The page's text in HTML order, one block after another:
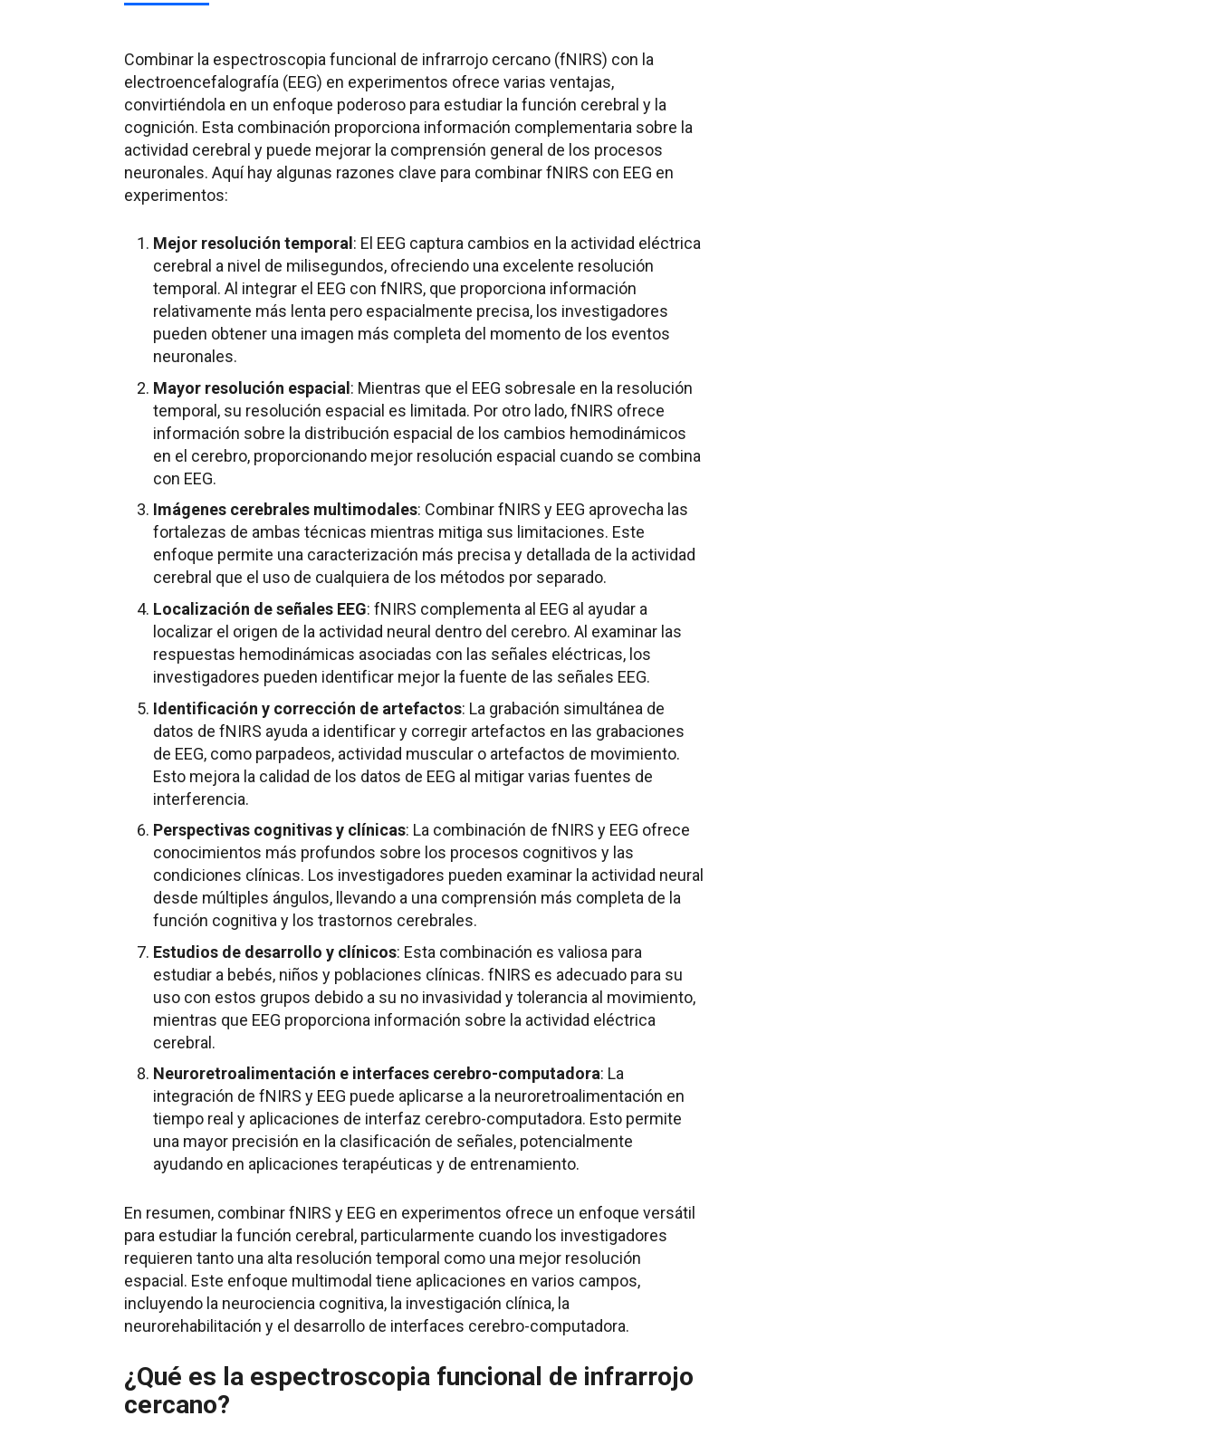
Combinar la espectroscopia funcional de infrarrojo cercano (fNIRS) con la
electroencefalografía (EEG) en experimentos ofrece varias ventajas,
convirtiéndola en un enfoque poderoso para estudiar la función cerebral y la
cognición. Esta combinación proporciona información complementaria sobre la
actividad cerebral y puede mejorar la comprensión general de los procesos
neuronales. Aquí hay algunas razones clave para combinar fNIRS con EEG en
experimentos:
Mejor resolución temporal : El EEG captura cambios en la actividad eléctrica
cerebral a nivel de milisegundos, ofreciendo una excelente resolución
temporal. Al integrar el EEG con fNIRS, que proporciona información
relativamente más lenta pero espacialmente precisa, los investigadores
pueden obtener una imagen más completa del momento de los eventos
neuronales.
Mayor resolución espacial: Mientras que el EEG sobresale en la resolución
temporal, su resolución espacial es limitada. Por otro lado, fNIRS ofrece
información sobre la distribución espacial de los cambios hemodinámicos
en el cerebro, proporcionando mejor resolución espacial cuando se combina
con EEG.
Imágenes cerebrales multimodales: Combinar fNIRS y EEG aprovecha las
fortalezas de ambas técnicas mientras mitiga sus limitaciones. Este
enfoque permite una caracterización más precisa y detallada de la actividad
cerebral que el uso de cualquiera de los métodos por separado.
Localización de señales EEG: fNIRS complementa al EEG al ayudar a
localizar el origen de la actividad neural dentro del cerebro. Al examinar las
respuestas hemodinámicas asociadas con las señales eléctricas, los
investigadores pueden identificar mejor la fuente de las señales EEG.
Identificación y corrección de artefactos: La grabación simultánea de
datos de fNIRS ayuda a identificar y corregir artefactos en las grabaciones
de EEG, como parpadeos, actividad muscular o artefactos de movimiento.
Esto mejora la calidad de los datos de EEG al mitigar varias fuentes de
interferencia.
Perspectivas cognitivas y clínicas: La combinación de fNIRS y EEG ofrece
conocimientos más profundos sobre los procesos cognitivos y las
condiciones clínicas. Los investigadores pueden examinar la actividad neural
desde múltiples ángulos, llevando a una comprensión más completa de la
función cognitiva y los trastornos cerebrales.
Estudios de desarrollo y clínicos: Esta combinación es valiosa para
estudiar a bebés, niños y poblaciones clínicas. fNIRS es adecuado para su
uso con estos grupos debido a su no invasividad y tolerancia al movimiento,
mientras que EEG proporciona información sobre la actividad eléctrica
cerebral.
Neuroretroalimentación e interfaces cerebro-computadora: La
integración de fNIRS y EEG puede aplicarse a la neuroretroalimentación en
tiempo real y aplicaciones de interfaz cerebro-computadora. Esto permite
una mayor precisión en la clasificación de señales, potencialmente
ayudando en aplicaciones terapéuticas y de entrenamiento.
En resumen, combinar fNIRS y EEG en experimentos ofrece un enfoque versátil
para estudiar la función cerebral, particularmente cuando los investigadores
requieren tanto una alta resolución temporal como una mejor resolución
espacial. Este enfoque multimodal tiene aplicaciones en varios campos,
incluyendo la neurociencia cognitiva, la investigación clínica, la
neurorehabilitación y el desarrollo de interfaces cerebro-computadora.
¿Qué es la espectroscopia funcional de infrarrojo
cercano?